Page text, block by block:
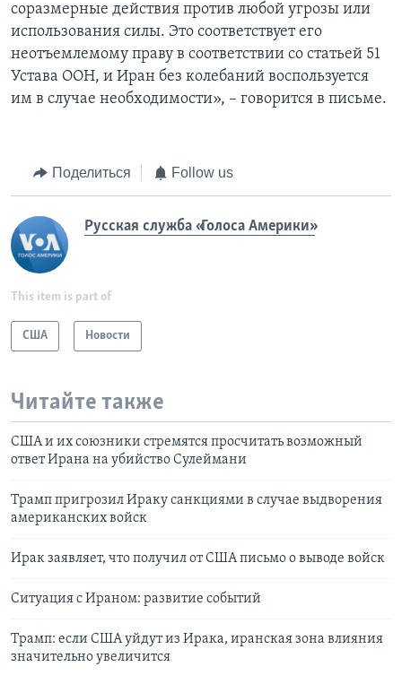
соразмерные действия против любой угрозы или
использования силы. Это соответствует его
неотъемлемому праву в соответствии со статьей 51
Устава ООН, и Иран без колебаний воспользуется
им в случае необходимости», – говорится в письме.
Поделиться Follow us
Русская служба «Голоса Америки»
This item is part of
США Новости
Читайте также
США и их союзники стремятся просчитать возможный
ответ Ирана на убийство Сулеймани
Трамп пригрозил Ираку санкциями в случае выдворения
американских войск
Ирак заявляет, что получил от США письмо о выводе войск
Ситуация с Ираном: развитие событий
Трамп: если США уйдут из Ирака, иранская зона влияния
значительно увеличится